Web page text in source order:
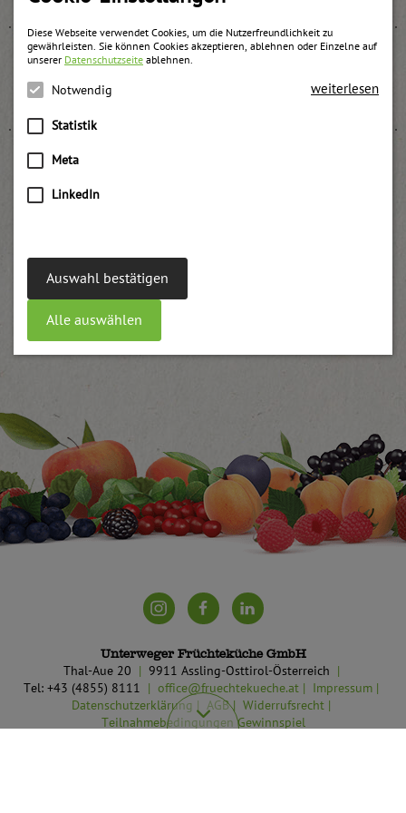
Diese Webseite verwendet Cookies, um die Nutzerfreundlichkeit zu
gewährleisten. Sie können Cookies akzeptieren, ablehnen oder Einzelne auf
unserer Datenschutzseite ablehnen.
Notwendig
Statistik
Meta
LinkedIn
weiterlesen
Auswahl bestätigen
Alle auswählen
Weichsel Premiumkonfitüre
Unterweger Früchteküche GmbH
Thal-Aue 20
9911 Assling-Osttirol-Österreich
Tel: +43 (4855) 8111
office@fruechtekueche.at
Impressum
Datenschutzerklärung
AGB
Widerrufsrecht
Teilnahmebedingungen Gewinnspiel